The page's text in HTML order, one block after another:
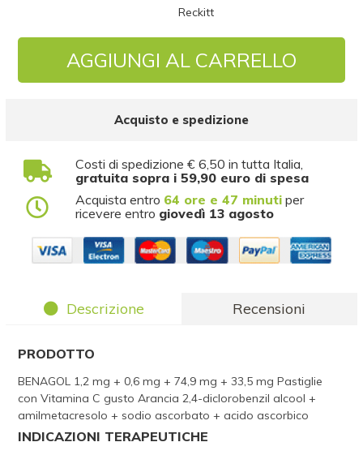
Reckitt
AGGIUNGI AL CARRELLO
Acquisto e spedizione
Costi di spedizione € 6,50 in tutta Italia,
gratuita sopra i 59,90 euro di spesa
Acquista entro 64 ore e 47 minuti per
ricevere entro giovedì 13 agosto
Descrizione Recensioni
PRODOTTO
BENAGOL 1,2 mg + 0,6 mg + 74,9 mg + 33,5 mg Pastiglie
con Vitamina C gusto Arancia 2,4-diclorobenzil alcool +
amilmetacresolo + sodio ascorbato + acido ascorbico
INDICAZIONI TERAPEUTICHE